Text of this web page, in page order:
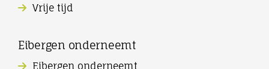
Vrije tijd
Eibergen onderneemt
Eibergen onderneemt